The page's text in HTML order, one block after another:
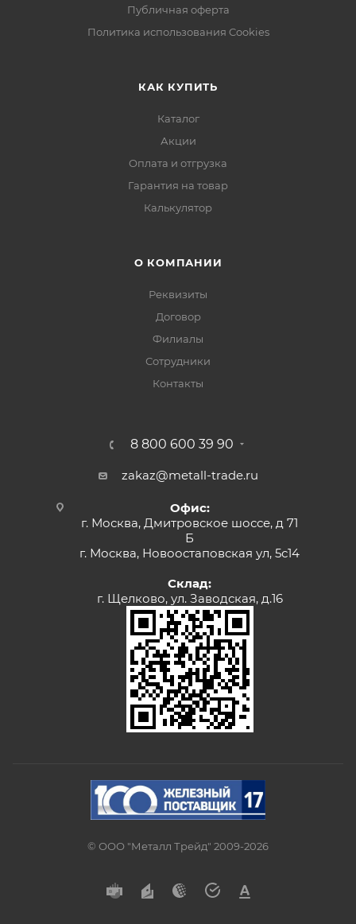
Публичная оферта
Политика использования Cookies
КАК КУПИТЬ
Каталог
Акции
Оплата и отгрузка
Гарантия на товар
Калькулятор
О КОМПАНИИ
Реквизиты
Договор
Филиалы
Сотрудники
Контакты
8 800 600 39 90
zakaz@metall-trade.ru
Офис:
г. Москва, Дмитровское шоссе, д 71
Б
г. Москва, Новоостаповская ул, 5с14
Склад:
г. Щелково, ул. Заводская, д.16
© ООО "Металл Трейд" 2009-2026